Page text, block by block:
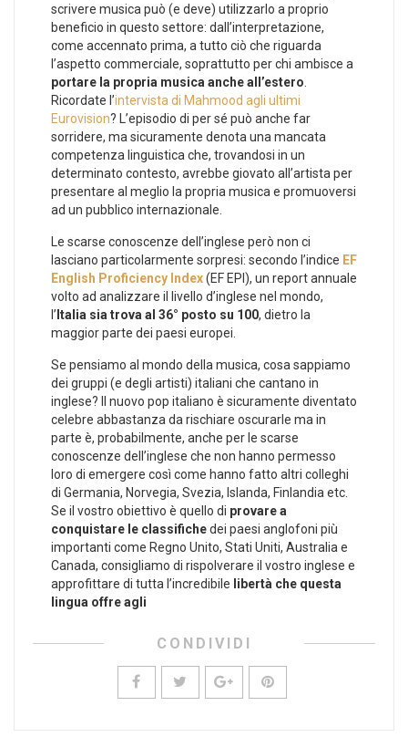
scrivere musica può (e deve) utilizzarlo a proprio
beneficio in questo settore: dall’interpretazione,
come accennato prima, a tutto ciò che riguarda
l’aspetto commerciale, soprattutto per chi ambisce a
portare la propria musica anche all’estero.
Ricordate l’intervista di Mahmood agli ultimi
Eurovision? L’episodio di per sé può anche far
sorridere, ma sicuramente denota una mancata
competenza linguistica che, trovandosi in un
determinato contesto, avrebbe giovato all’artista per
presentare al meglio la propria musica e promuoversi
ad un pubblico internazionale.
Le scarse conoscenze dell’inglese però non ci
lasciano particolarmente sorpresi: secondo l’indice EF
English Proficiency Index(EF EPI), un report annuale
volto ad analizzare il livello d’inglese nel mondo,
l’ Italia sia trova al 36° posto su 100, dietro la
maggior parte dei paesi europei.
Se pensiamo al mondo della musica, cosa sappiamo
dei gruppi (e degli artisti) italiani che cantano in
inglese? Il nuovo pop italiano è sicuramente diventato
celebre abbastanza da rischiare oscurarle ma in
parte è, probabilmente, anche per le scarse
conoscenze dell’inglese che non hanno permesso
loro di emergere così come hanno fatto altri colleghi
di Germania, Norvegia, Svezia, Islanda, Finlandia etc.
Se il vostro obiettivo è quello di provare a
conquistare le classifichedei paesi anglofoni più
importanti come Regno Unito, Stati Uniti, Australia e
Canada, consigliamo di rispolverare il vostro inglese e
approfittare di tutta l’incredibile libertà che questa
lingua offre agli
CONDIVIDI